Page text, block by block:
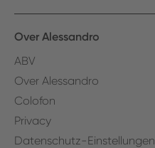
Over Alessandro
ABV
Over Alessandro
Colofon
Privacy
Datenschutz-Einstellungen